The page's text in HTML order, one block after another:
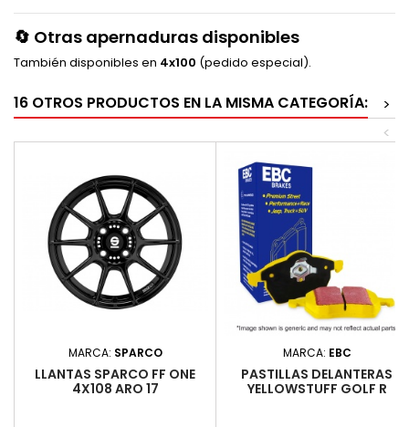
🔄 Otras apernaduras disponibles
También disponibles en 4x100 (pedido especial).
16 OTROS PRODUCTOS EN LA MISMA CATEGORÍA:
>
<
MARCA: SPARCO
LLANTAS SPARCO FF ONE
4X108 ARO 17
MARCA: EBC
PASTILLAS DELANTERAS
YELLOWSTUFF GOLF R